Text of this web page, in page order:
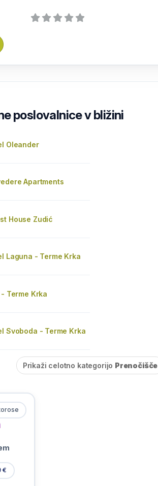
poslovalnice v bližini
Oleander
Apartments
House Zudić
Laguna - Terme Krka
Terme Krka
Svoboda - Terme Krka
Prikaži celotno kategorijo Prenočišče
€